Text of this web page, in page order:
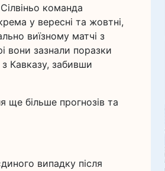
команда
у вересні та жовтні,
виїзному матчі з
вони зазнали поразки
Кавказу, забивши
більше прогнозів та
випадку після